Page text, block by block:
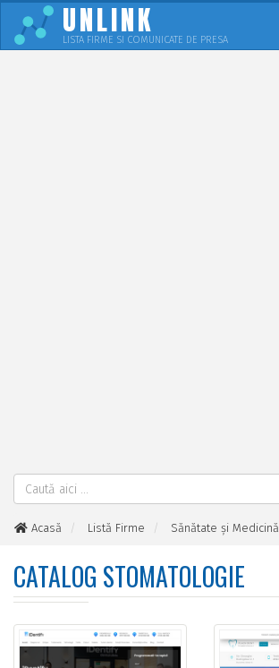
UNLINK
LISTA FIRME SI COMUNICATE DE PRESA
Acasă Listă Firme
Sănătate şi Medicină
CATALOG STOMATOLOGIE